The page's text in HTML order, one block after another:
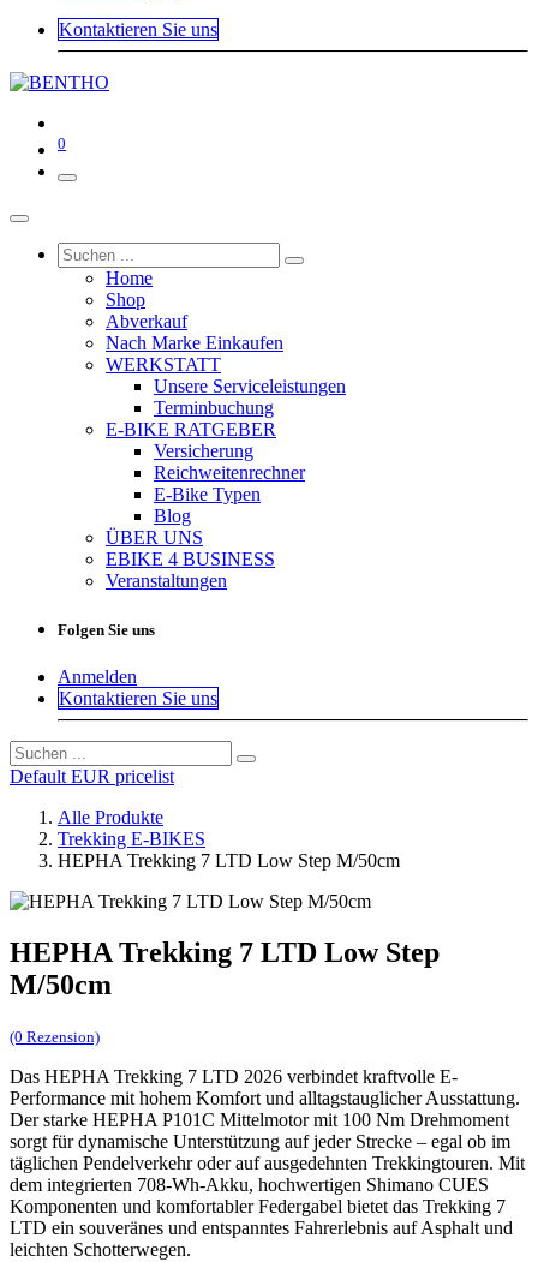
Kontaktieren Sie uns
0
Home
Shop
Abverkauf
Nach Marke Einkaufen
WERKSTATT
Unsere Serviceleistungen
Terminbuchung
E-BIKE RATGEBER
Versicherung
Reichweitenrechner
E-Bike Typen
Blog
ÜBER UNS
EBIKE 4 BUSINESS
Veranstaltungen
Folgen Sie uns
Anmelden
Kontaktieren Sie uns
Default EUR pricelist
Alle Produkte
Trekking E-BIKES
HEPHA Trekking 7 LTD Low Step M/50cm
HEPHA Trekking 7 LTD Low Step
M/50cm
(0 Rezension)
Das HEPHA Trekking 7 LTD 2026 verbindet kraftvolle E-
Performance mit hohem Komfort und alltagstauglicher Ausstattung.
Der starke HEPHA P101C Mittelmotor mit 100 Nm Drehmoment
sorgt für dynamische Unterstützung auf jeder Strecke – egal ob im
täglichen Pendelverkehr oder auf ausgedehnten Trekkingtouren. Mit
dem integrierten 708-Wh-Akku, hochwertigen Shimano CUES
Komponenten und komfortabler Federgabel bietet das Trekking 7
LTD ein souveränes und entspanntes Fahrerlebnis auf Asphalt und
leichten Schotterwegen.